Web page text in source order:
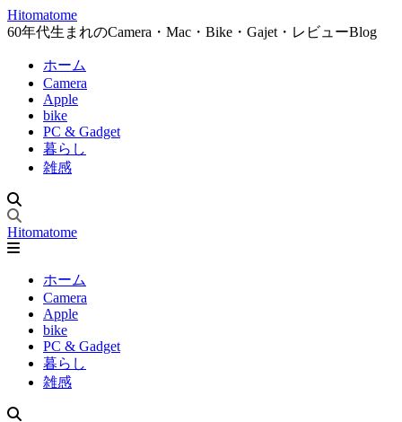
Hitomatome
60年代生まれのCamera・Mac・Bike・Gajet・レビューBlog
ホーム
Camera
Apple
bike
PC & Gadget
暮らし
雑感
Hitomatome
ホーム
Camera
Apple
bike
PC & Gadget
暮らし
雑感